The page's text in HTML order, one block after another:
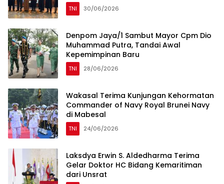
TNI 30/06/2026
Denpom Jaya/1 Sambut Mayor Cpm Dio
Muhammad Putra, Tandai Awal
Kepemimpinan Baru
TNI 28/06/2026
Wakasal Terima Kunjungan Kehormatan
Commander of Navy Royal Brunei Navy
di Mabesal
TNI 24/06/2026
Laksdya Erwin S. Aldedharma Terima
Gelar Doktor HC Bidang Kemaritiman
dari Unsrat